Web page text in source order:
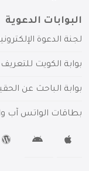
البوابات الدعوية
لجنة الدعوة
بوابة الكويت للتعريف
بوابة الباحث عن
بطاقات الواتس آب